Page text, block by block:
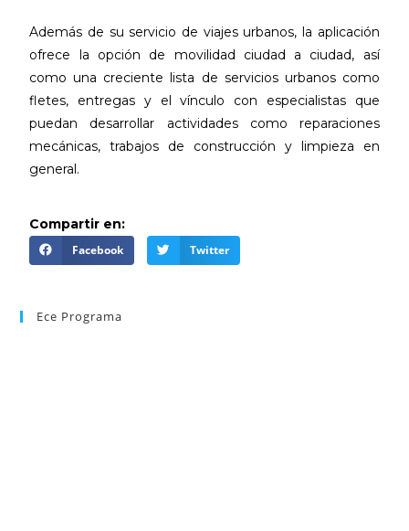
Además de su servicio de viajes urbanos, la aplicación
ofrece la opción de movilidad ciudad a ciudad, así
como una creciente lista de servicios urbanos como
fletes, entregas y el vínculo con especialistas que
puedan desarrollar actividades como reparaciones
mecánicas, trabajos de construcción y limpieza en
general.
Compartir en:
Facebook Twitter
Ece Programa